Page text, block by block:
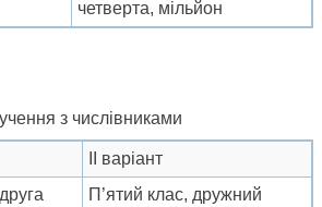
четверта, мільйон
з числівниками
ІІ варіант
П’ятий клас, дружний